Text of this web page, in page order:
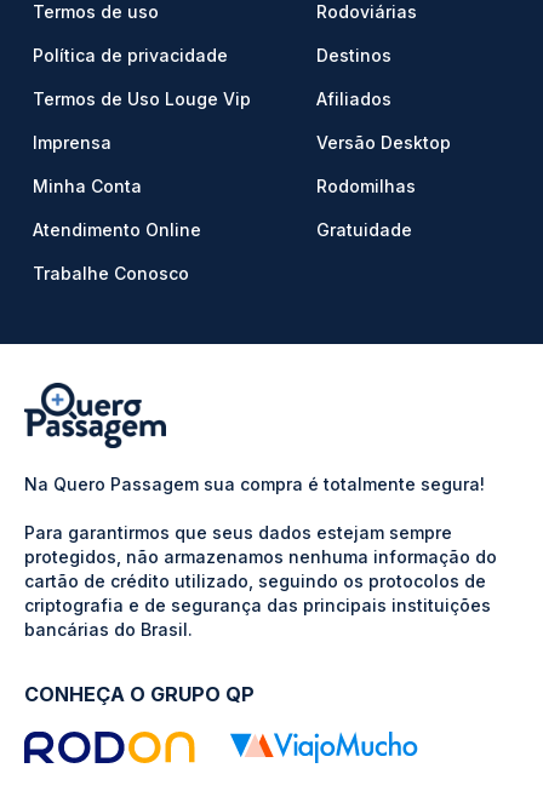
Termos de uso
Política de privacidade
Termos de Uso Louge Vip
Imprensa
Minha Conta
Atendimento Online
Trabalhe Conosco
Rodoviárias
Destinos
Afiliados
Versão Desktop
Rodomilhas
Gratuidade
Na Quero Passagem sua compra é totalmente segura!
Para garantirmos que seus dados estejam sempre
protegidos, não armazenamos nenhuma informação do
cartão de crédito utilizado, seguindo os protocolos de
criptografia e de segurança das principais instituições
bancárias do Brasil.
CONHEÇA O GRUPO QP